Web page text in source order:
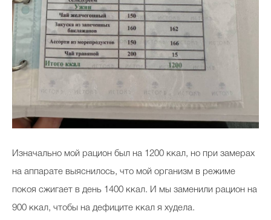
Изначально мой рацион был на 1200 ккал, но при замерах
на аппарате выяснилось, что мой организм в режиме
покоя сжигает в день 1400 ккал. И мы заменили рацион на
900 ккал, чтобы на дефиците ккал я худела.